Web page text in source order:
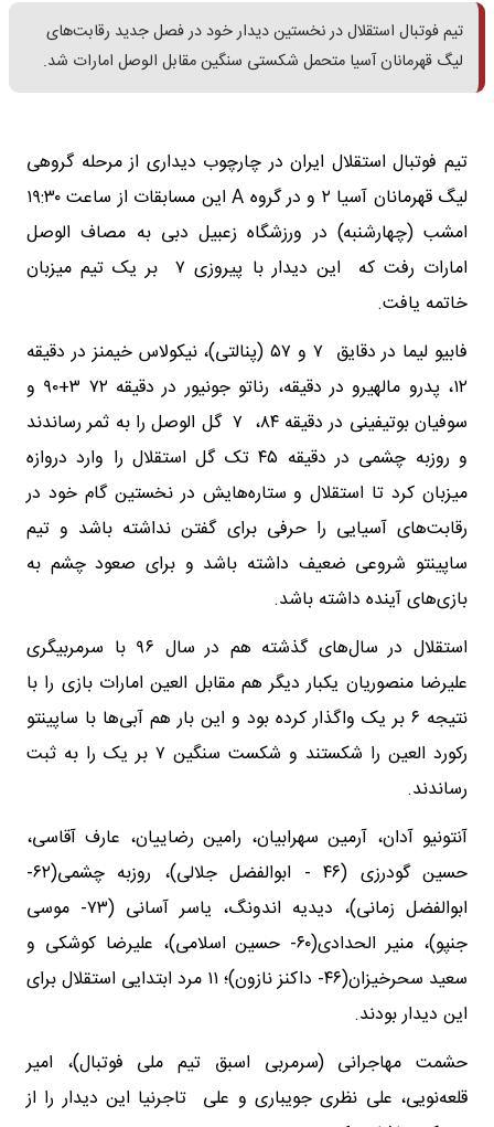
تیم فوتبال استقلال در نخستین دیدار خود در فصل جدید رقابت‌های
لیگ قهرمانان آسیا متحمل شکستی سنگین مقابل الوصل امارات شد.
تیم فوتبال استقلال ایران در چارچوب دیداری از مرحله گروهی
لیگ قهرمانان آسیا ۲ و در گروه A این مسابقات از ساعت ۱۹:۳۰
امشب (چهارشنبه) در ورزشگاه زعبیل دبی به مصاف الوصل
امارات رفت که این دیدار با پیروزی ۷ بر یک تیم میزبان
خاتمه یافت.
فابیو لیما در دقایق ۷ و ۵۷ (پنالتی)، نیکولاس خیمنز در دقیقه
۱۲‌، پدرو مالهیرو در دقیقه، رناتو جونیور در دقیقه ۷۲ ۳+۹۰ و
سوفیان بوتیفینی در دقیقه ۸۴، ۷ گل الوصل را به ثمر رساندند
و روزبه چشمی در دقیقه ۴۵ تک گل استقلال را وارد دروازه
میزبان کرد تا استقلال و ستاره‌هایش در نخستین گام خود در
رقابت‌های آسیایی را حرفی برای گفتن نداشته باشد و تیم
ساپینتو شروعی ضعیف داشته باشد و برای صعود چشم به
بازی‌های آینده داشته باشد.
استقلال در سال‌های گذشته هم در سال ۹۶ با سرمربیگری
علیرضا منصوریان یکبار دیگر هم مقابل العین امارات بازی را با
نتیجه ۶ بر یک واگذار کرده بود و این بار هم آبی‌ها با ساپینتو
رکورد العین را شکستند و شکست سنگین ۷ بر یک را به ثبت
رساندند.
آنتونیو آدان، آرمین سهرابیان، رامین رضاییان، عارف آقاسی،
حسین گودرزی (۴۶ - ابوالفضل جلالی)، روزبه چشمی(۶۲-
ابوالفضل زمانی)، دیدیه اندونگ، یاسر آسانی (۷۳- موسی
جنپو)، منیر الحدادی(۶۰- حسین اسلامی)، علیرضا کوشکی و
سعید سحرخیزان(۴۶- داکنز نازون)؛ ۱۱ مرد ابتدایی استقلال برای
این دیدار بودند.
حشمت مهاجرانی (سرمربی اسبق تیم ملی فوتبال)، امیر
قلعه‌نویی، علی نظری جویباری و علی تاجرنیا این دیدار را از